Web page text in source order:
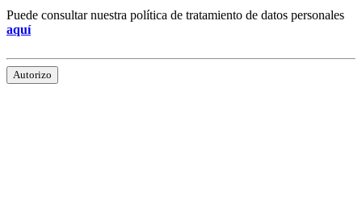
Puede consultar nuestra política de tratamiento de datos personales
aquí
Autorizo